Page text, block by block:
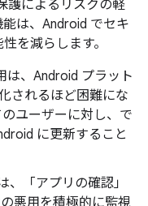
護によるリスクの軽
は、Android でセキ
を減らします。
は、Android プラット
されるほど困難にな
ユーザーに対し、で
に更新すること
、「アプリの確認」
悪用を積極的に監視